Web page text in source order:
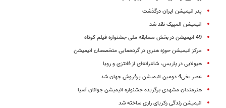
پدر انیمیشن ایران درگذشت
انیمیشن المپیک نقد شد
49 انیمیشن در بخش مسابقه ملی جشنواره فیلم کوتاه
مرکز انیمیشن حوزه هنری در گردهمایی متخصصان انیمیشن
هیولایی در پاریس، شاعرانه‌ای از فانتزی و رویا
عصر یخی4 دومین انیمیشن پرفروش جهان شد
هنرمندان مشهدی برگزیده جشنواره انیمیشن جوانان آسیا
انیمیشن زندگی زکریای رازی ساخته شد